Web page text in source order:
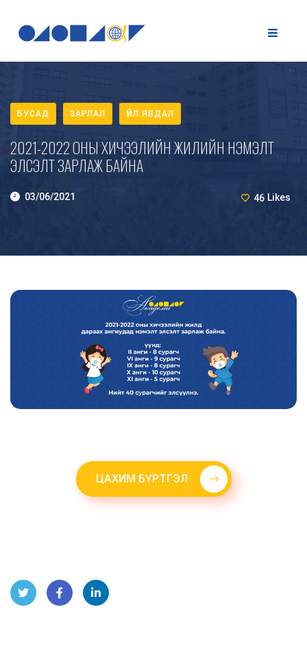
БУСАД ЗАРЛАЛ ҮЙЛ ЯВДАЛ
2021-2022 ОНЫ ХИЧЭЭЛИЙН ЖИЛИЙН НЭМЭЛТ
ЭЛСЭЛТ ЗАРЛАЖ БАЙНА
03/06/2021 46 Likes
ЦАХИМ БҮРТГЭЛ